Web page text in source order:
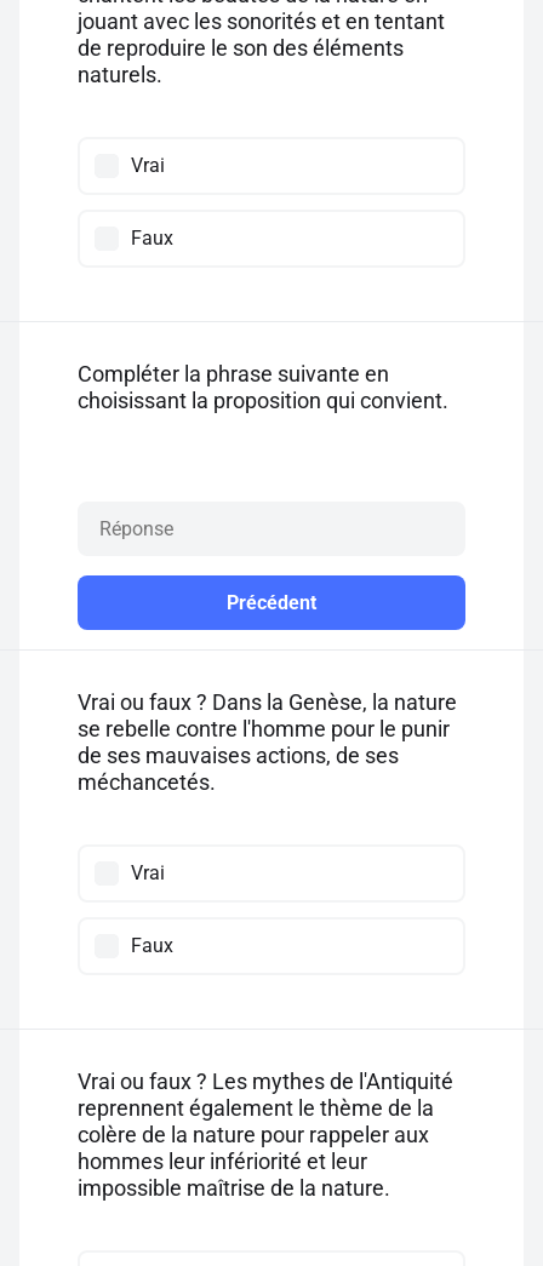
jouant avec les sonorités et en tentant
de reproduire le son des éléments
naturels.
Vrai
Faux
Compléter la phrase suivante en
choisissant la proposition qui convient.
Précédent
Vrai ou faux ? Dans la Genèse, la nature
se rebelle contre l'homme pour le punir
de ses mauvaises actions, de ses
méchancetés.
Vrai
Faux
Vrai ou faux ? Les mythes de l'Antiquité
reprennent également le thème de la
colère de la nature pour rappeler aux
hommes leur infériorité et leur
impossible maîtrise de la nature.